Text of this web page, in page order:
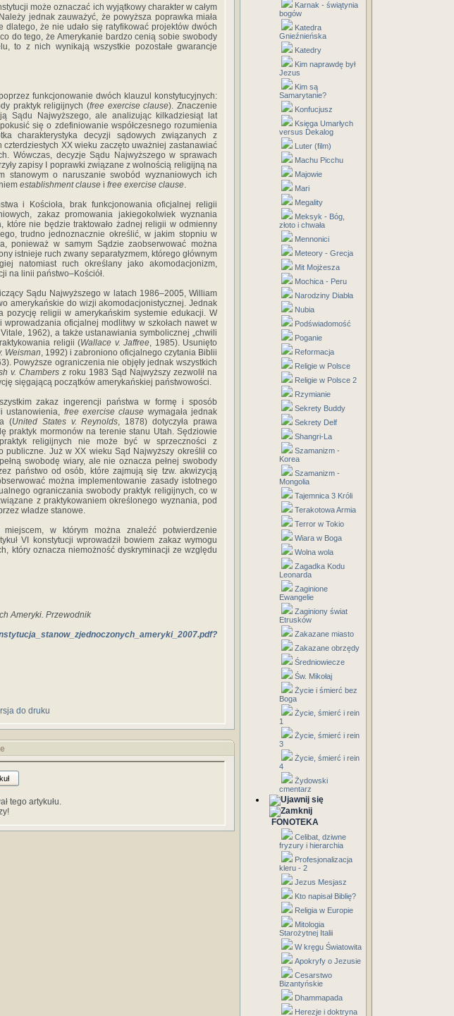
może oznaczać ich wyjątkowy charakter w całym
jednak zauważyć, że powyższa poprawka miała
że nie udało się ratyfikować projektów dwóch
do tego, że Amerykanie bardzo cenią sobie swobody
to z nich wynikają wszystkie pozostałe gwarancje
funkcjonowanie dwóch klauzul konstytucyjnych:
praktyk religijnych (free exercise clause). Znaczenie
Sądu Najwyższego, ale analizując kilkadziesiąt lat
się o zdefiniowanie współczesnego rozumienia
charakterystyka decyzji sądowych związanych z
XX wieku zaczęto uważniej zastanawiać
Wówczas, decyzje Sądu Najwyższego w sprawach
zapisy I poprawki związane z wolnością religijną na
stanowym o naruszanie swobód wyznaniowych ich
establishment clause i free exercise clause.
i Kościoła, brak funkcjonowania oficjalnej religii
zakaz promowania jakiegokolwiek wyznania
które nie będzie traktowało żadnej religii w odmienny
trudno jednoznacznie określić, w jakim stopniu w
ponieważ w samym Sądzie zaobserwować można
istnieje ruch zwany separatyzmem, którego głównym
natomiast ruch określany jako akomodacjonizm,
na linii państwo–Kościół.
Sądu Najwyższego w latach 1986–2005, William
amerykańskie do wizji akomodacjonistycznej. Jednak
pozycję religii w amerykańskim systemie edukacji. W
oficjalnej modlitwy w szkołach nawet w
1962), a także ustanawiania symbolicznej „chwili
religii (Wallace v. Jaffree, 1985). Usunięto
Weisman, 1992) i zabroniono oficjalnego czytania Biblii
Powyższe ograniczenia nie objęły jednak wszystkich
v. Chambers z roku 1983 Sąd Najwyższy zezwolił na
sięgającą początków amerykańskiej państwowości.
zakaz ingerencji państwa w formę i sposób
ustanowienia, free exercise clause wymagała jednak
(United States v. Reynolds, 1878) dotyczyła prawa
praktyk mormonów na terenie stanu Utah. Sędziowie
religijnych nie może być w sprzeczności z
publiczne. Już w XX wieku Sąd Najwyższy określił co
swobodę wiary, ale nie oznacza pełnej swobody
państwo od osób, które zajmują się tzw. akwizycją
można implementowanie zasady istotnego
ograniczania swobody praktyk religijnych, co w
z praktykowaniem określonego wyznania, pod
władze stanowe.
w którym można znaleźć potwierdzenie
VI konstytucji wprowadził bowiem zakaz wymogu
który oznacza niemożność dyskryminacji ze względu
Ameryki. Przewodnik
do druku
tego artykułu.
Karnak - świątynia
bogów
Katedra
Gnieźnieńska
Katedry
Kim naprawdę był
Jezus
Kim są
Samarytanie?
Konfucjusz
Księga Umarłych
versus Dekalog
Luter (film)
Machu Picchu
Majowie
Mari
Megality
Meksyk - Bóg,
złoto i chwała
Mennonici
Meteory - Grecja
Mit Mojżesza
Mochica - Peru
Narodziny Diabła
Nubia
Podświadomość
Poganie
Reformacja
Religie w Polsce
Religie w Polsce 2
Rzymianie
Sekrety Buddy
Sekrety Delf
Shangri-La
Szamanizm -
Korea
Szamanizm -
Mongolia
Tajemnica 3 Króli
Terakotowa Armia
Terror w Tokio
Wiara w Boga
Wolna wola
Zagadka Kodu
Leonarda
Zaginione
Ewangelie
Zaginiony świat
Etrusków
Zakazane miasto
Zakazane obrzędy
Średniowiecze
Św. Mikołaj
Życie i śmierć bez
Boga
Życie, śmierć i rein
1
Życie, śmierć i rein
3
Życie, śmierć i rein
4
Żydowski
cmentarz
FONOTEKA
Celibat, dziwne
fryzury i hierarchia
Profesjonalizacja
kleru - 2
Jezus Mesjasz
Kto napisał Biblię?
Religia w Europie
Mitologia
Starożytnej Italii
W kręgu Światowita
Apokryfy o Jezusie
Cesarstwo
Bizantyńskie
Dhammapada
Herezje i doktryna